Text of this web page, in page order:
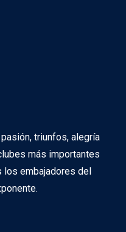
triunfos, alegría
más importantes
los embajadores del